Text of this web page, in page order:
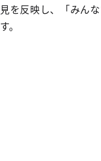
を反映し、「みん
。